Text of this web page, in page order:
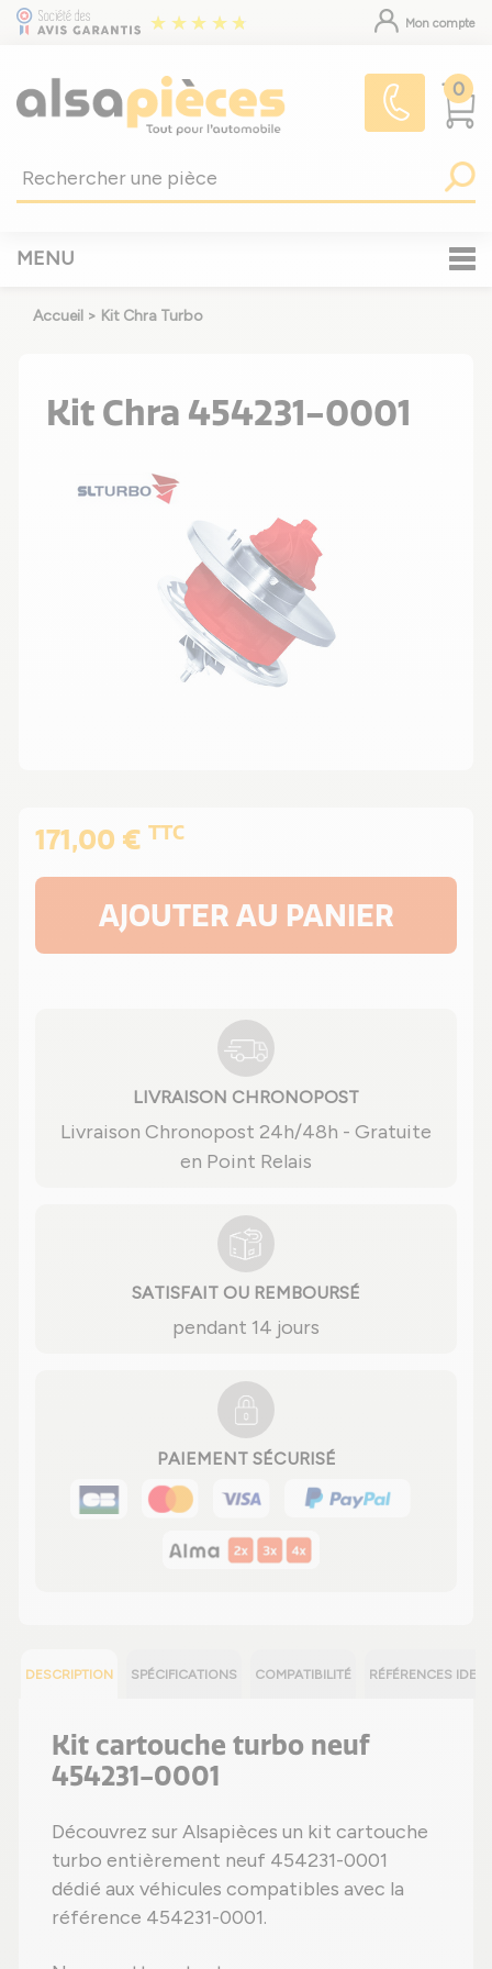
Mon compte
0
MENU
Accueil > Kit Chra Turbo
Kit Chra 454231-0001
171,00 € TTC
AJOUTER AU PANIER
LIVRAISON CHRONOPOST
Livraison Chronopost 24h/48h - Gratuite
en Point Relais
SATISFAIT OU REMBOURSÉ
pendant 14 jours
PAIEMENT SÉCURISÉ
DESCRIPTION SPÉCIFICATIONS COMPATIBILITÉ RÉFÉRENCES
Kit cartouche turbo neuf
454231-0001
Découvrez sur Alsapièces un kit cartouche
turbo entièrement neuf 454231-0001
dédié aux véhicules compatibles avec la
référence 454231-0001.